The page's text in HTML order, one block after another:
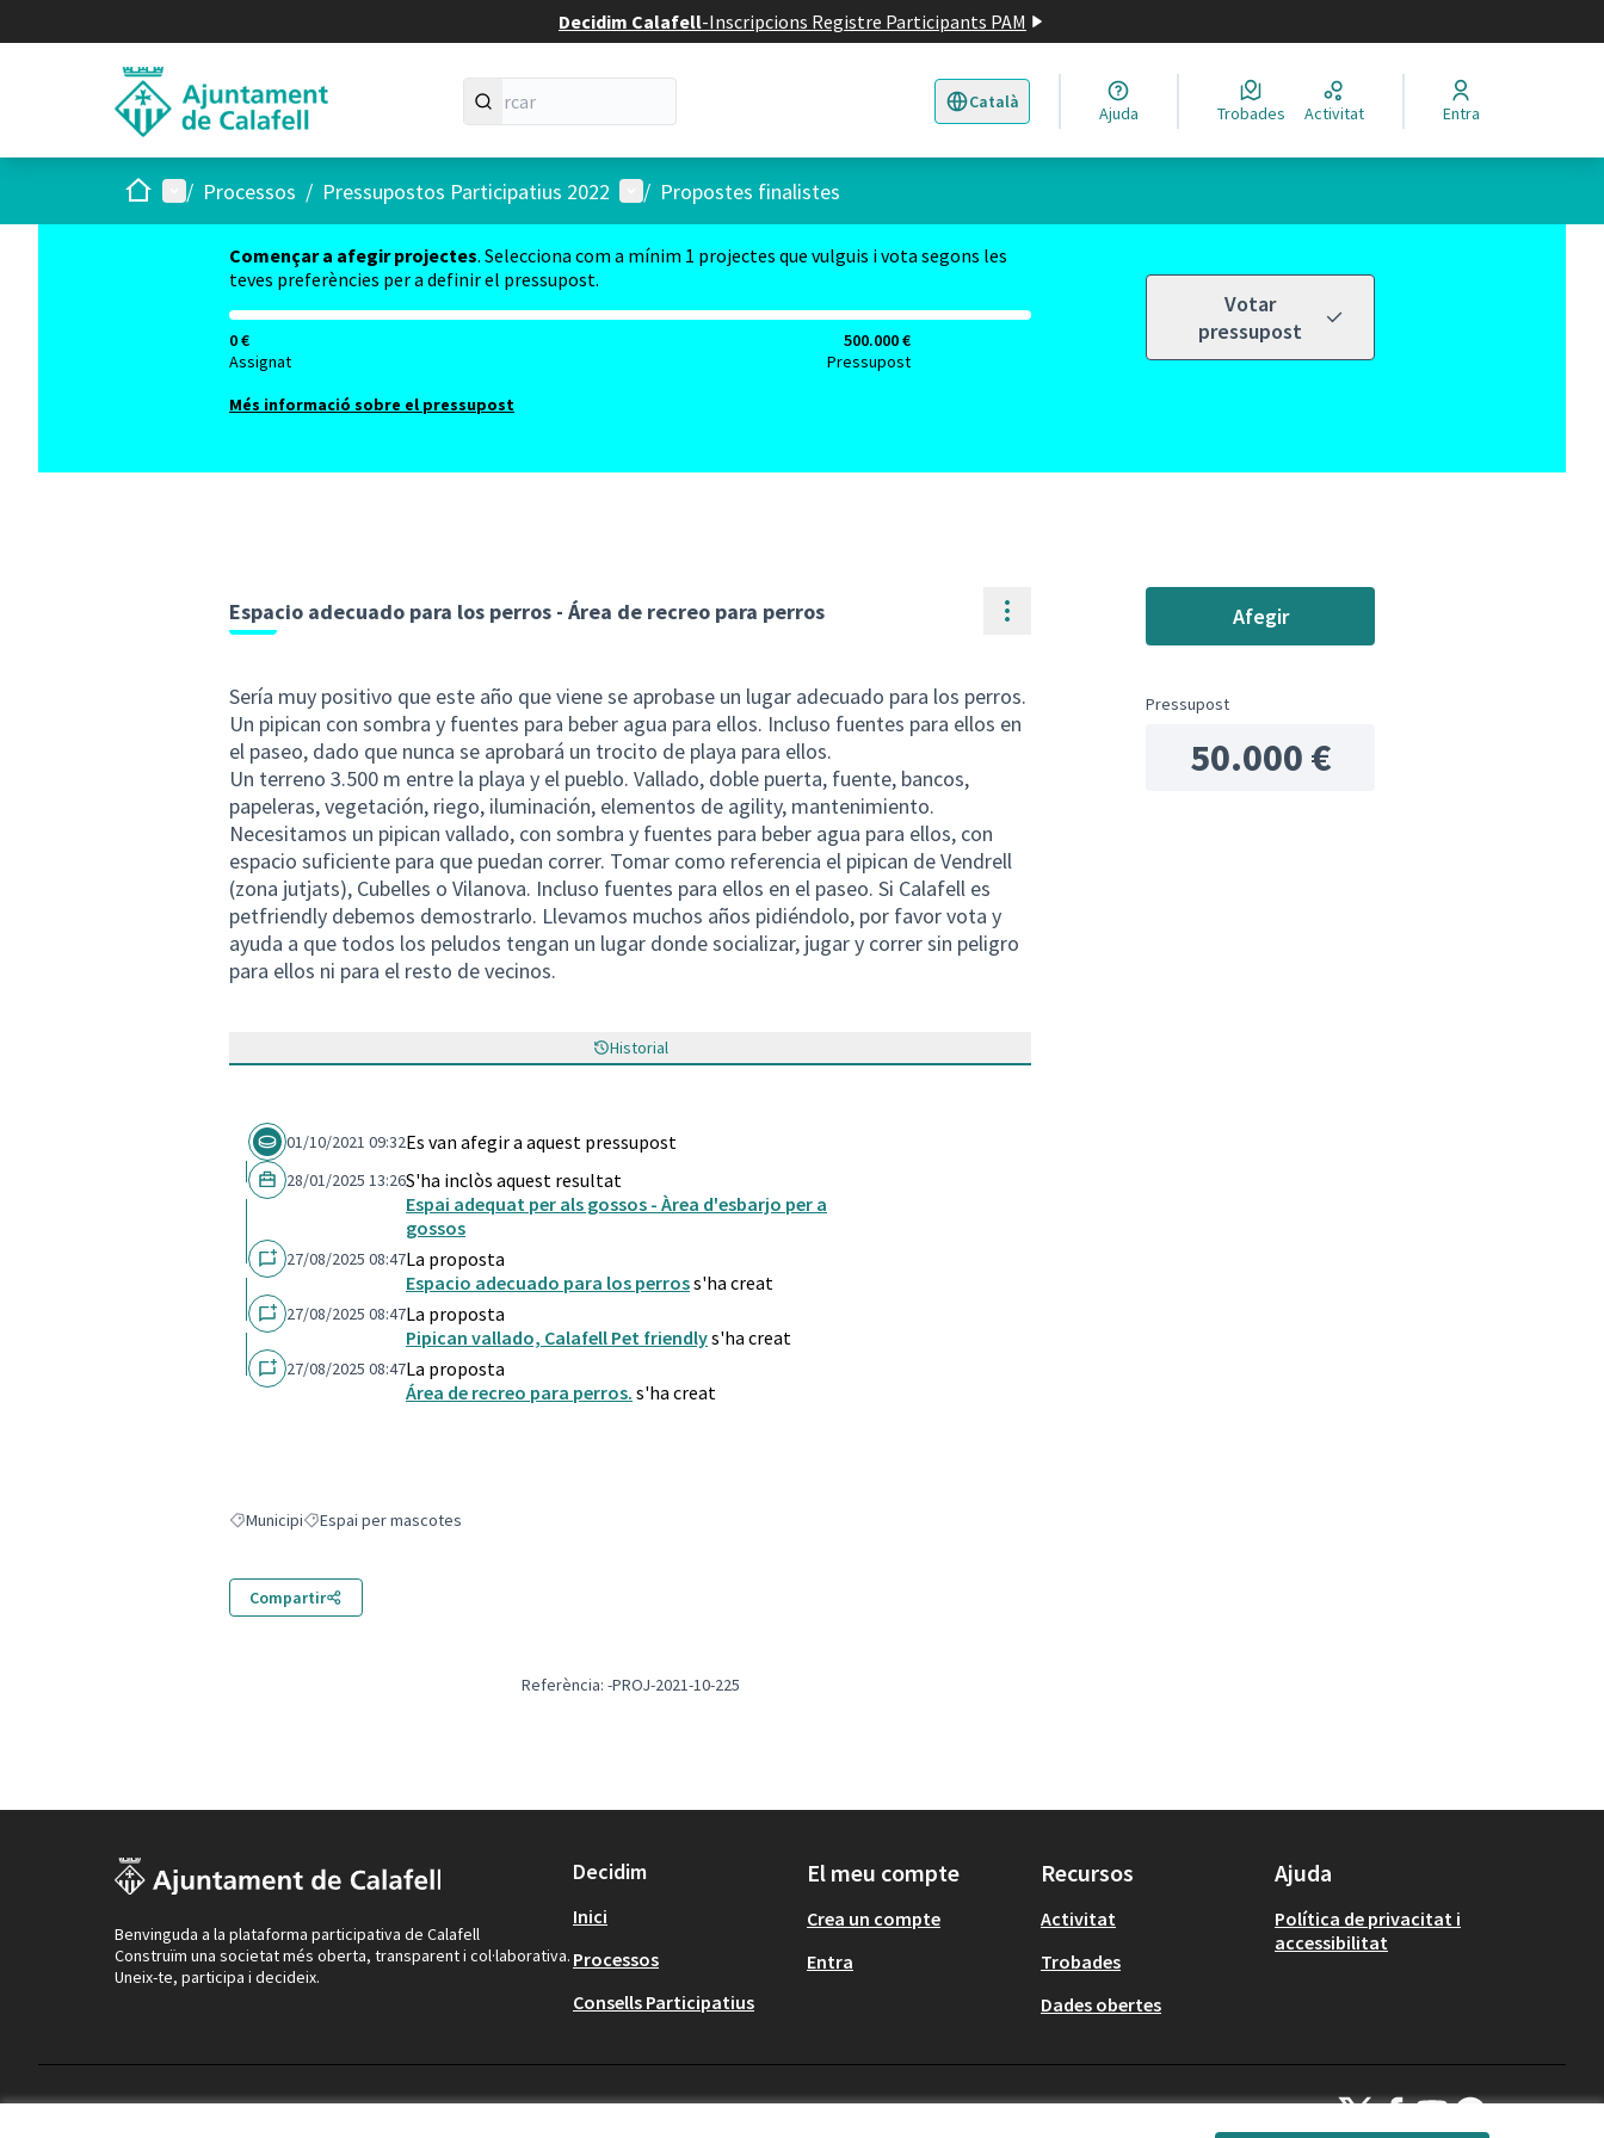
Decidim Calafell-Inscripcions Registre Participants PAM
Català
Triar la llengua Elegir el idioma
Ajuda Trobades Activitat Entra
Inici Menú principal
/ Processos / Pressupostos Participatius 2022 Menú d'usuari
/ Propostes finalistes
Començar a afegir projectes. Selecciona com a mínim 1 projectes que vulguis i vota segons les
teves preferències per a definir el pressupost.
0 €
Assignat
500.000 €
Pressupost
Votar
pressupost
Més informació sobre el pressupost
Espacio adecuado para los perros - Área de recreo para perros Controls de recursos
Sería muy positivo que este año que viene se aprobase un lugar adecuado para los perros.
Un pipican con sombra y fuentes para beber agua para ellos. Incluso fuentes para ellos en
el paseo, dado que nunca se aprobará un trocito de playa para ellos.
Un terreno 3.500 m entre la playa y el pueblo. Vallado, doble puerta, fuente, bancos,
papeleras, vegetación, riego, iluminación, elementos de agility, mantenimiento.
Necesitamos un pipican vallado, con sombra y fuentes para beber agua para ellos, con
espacio suficiente para que puedan correr. Tomar como referencia el pipican de Vendrell
(zona jutjats), Cubelles o Vilanova. Incluso fuentes para ellos en el paseo. Si Calafell es
petfriendly debemos demostrarlo. Llevamos muchos años pidiéndolo, por favor vota y
ayuda a que todos los peludos tengan un lugar donde socializar, jugar y correr sin peligro
para ellos ni para el resto de vecinos.
Historial
01/10/2021 09:32Es van afegir a aquest pressupost
28/01/2025 13:26S'ha inclòs aquest resultat
Espai adequat per als gossos - Àrea d'esbarjo per a
gossos
27/08/2025 08:47La proposta
Espacio adecuado para los perross'ha creat
27/08/2025 08:47La proposta
Pipican vallado, Calafell Pet friendlys'ha creat
27/08/2025 08:47La proposta
Área de recreo para perros. s'ha creat
Resultats en filtrar per: Municipi
MunicipiResultats en filtrar per: Espai per mascotes
Espai per mascotes
Compartir
Afegir
Pressupost
50.000 €
Referència: -PROJ-2021-10-225
Benvinguda a la plataforma participativa de Calafell
Construïm una societat més oberta, transparent i col·laborativa.
Uneix-te, participa i decideix.
Decidim
Inici
Processos
Consells Participatius
El meu compte
Crea un compte
Entra
Recursos
Activitat
Trobades
Dades obertes
Ajuda
Política de privacitat i
accessibilitat
Decidim Calafell a X
Decidim Calafell a Facebook
Decidim Calafell a YouTube
Decidim Calafell a